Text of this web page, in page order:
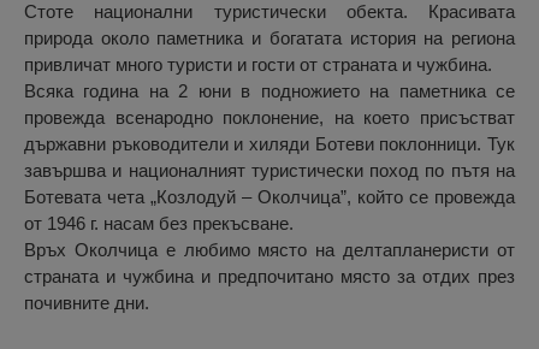
Стоте национални туристически обекта. Красивата
природа около паметника и богатата история на региона
привличат много туристи и гости от страната и чужбина.
Всяка година на 2 юни в подножието на паметника се
провежда всенародно поклонение, на което присъстват
държавни ръководители и хиляди Ботеви поклонници. Тук
завършва и националният туристически поход по пътя на
Ботевата чета „Козлодуй – Околчица”, който се провежда
от 1946 г. насам без прекъсване.
Връх Околчица е любимо място на делтапланеристи от
страната и чужбина и предпочитано място за отдих през
почивните дни.